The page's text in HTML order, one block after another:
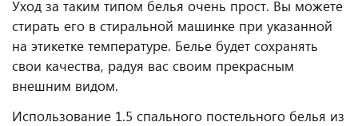
Уход за таким типом белья очень прост. Вы можете
стирать его в стиральной машинке при указанной
на этикетке температуре. Белье будет сохранять
свои качества, радуя вас своим прекрасным
внешним видом.
Использование 1.5 спального постельного белья из